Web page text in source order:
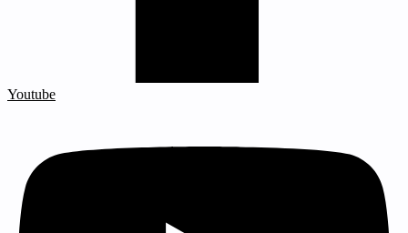
Youtube